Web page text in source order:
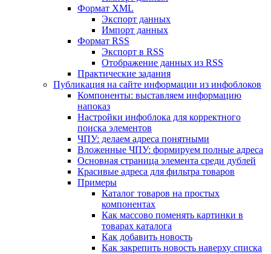
Формат XML
Экспорт данных
Импорт данных
Формат RSS
Экспорт в RSS
Отображение данных из RSS
Практические задания
Публикация на сайте информации из инфоблоков
Компоненты: выставляем информацию
напоказ
Настройки инфоблока для корректного
поиска элементов
ЧПУ: делаем адреса понятными
Вложенные ЧПУ: формируем полные адреса
Основная страница элемента среди дублей
Красивые адреса для фильтра товаров
Примеры
Каталог товаров на простых
компонентах
Как массово поменять картинки в
товарах каталога
Как добавить новость
Как закрепить новость наверху списка